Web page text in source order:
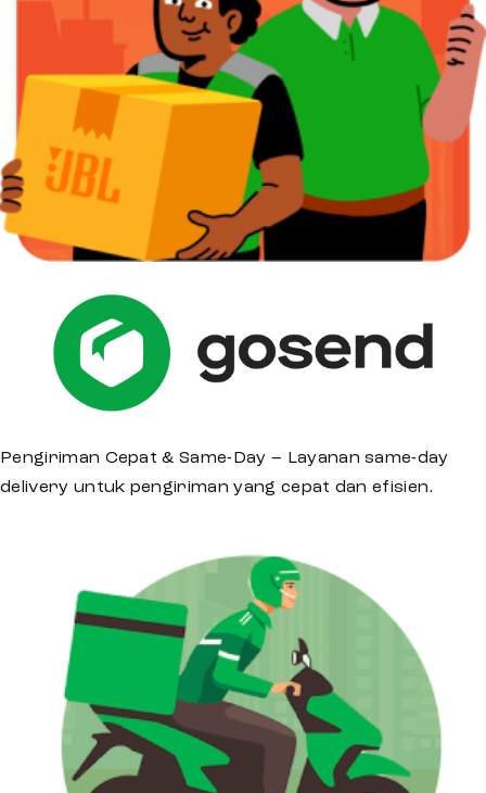
Pengiriman Cepat & Same-Day – Layanan same-day
delivery untuk pengiriman yang cepat dan efisien.